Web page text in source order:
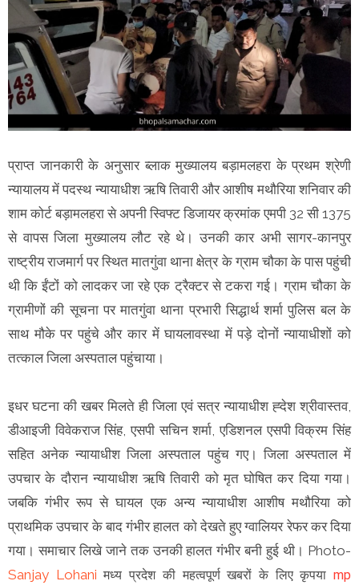
प्राप्त जानकारी के अनुसार ब्लाक मुख्यालय बड़ामलहरा के प्रथम श्रेणी
न्यायालय में पदस्थ न्यायाधीश ऋषि तिवारी और आशीष मथौरिया शनिवार की
शाम कोर्ट बड़ामलहरा से अपनी स्विफ्ट डिजायर क्रमांक एमपी 32 सी 1375
से वापस जिला मुख्यालय लौट रहे थे। उनकी कार अभी सागर-कानपुर
राष्ट्रीय राजमार्ग पर स्थित मातगुंवा थाना क्षेत्र के ग्राम चौका के पास पहुंची
थी कि ईंटों को लादकर जा रहे एक ट्रैक्टर से टकरा गई। ग्राम चौका के
ग्रामीणों की सूचना पर मातगुंवा थाना प्रभारी सिद्धार्थ शर्मा पुलिस बल के
साथ मौके पर पहुंचे और कार में घायलावस्था में पड़े दोनों न्यायाधीशों को
तत्काल जिला अस्पताल पहुंचाया।
इधर घटना की खबर मिलते ही जिला एवं सत्र न्यायाधीश ह्देश श्रीवास्तव,
डीआइजी विवेकराज सिंह, एसपी सचिन शर्मा, एडिशनल एसपी विक्रम सिंह
सहित अनेक न्यायाधीश जिला अस्पताल पहुंच गए। जिला अस्पताल में
उपचार के दौरान न्यायाधीश ऋषि तिवारी को मृत घोषित कर दिया गया।
जबकि गंभीर रूप से घायल एक अन्य न्यायाधीश आशीष मथौरिया को
प्राथमिक उपचार के बाद गंभीर हालत काे देखते हुए ग्वालियर रेफर कर दिया
गया। समाचार लिखे जाने तक उनकी हालत गंभीर बनी हुई थी। Photo-
Sanjay Lohani मध्य प्रदेश की महत्वपूर्ण खबरों के लिए कृपयाmp